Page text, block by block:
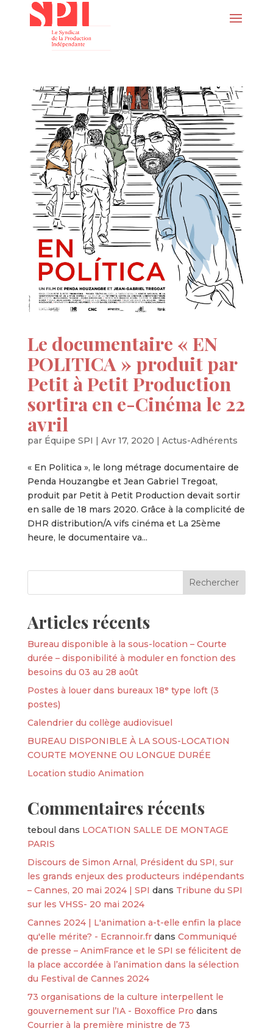
Le documentaire « EN
POLITICA » produit par
Petit à Petit Production
sortira en e-Cinéma le 22
avril
par Équipe SPI | Avr 17, 2020 | Actus-Adhérents
« En Politica », le long métrage documentaire de
Penda Houzangbe et Jean Gabriel Tregoat,
produit par Petit à Petit Production devait sortir
en salle de 18 mars 2020. Grâce à la complicité de
DHR distribution/A vifs cinéma et La 25ème
heure, le documentaire va...
Articles récents
Bureau disponible à la sous-location – Courte
durée – disponibilité à moduler en fonction des
besoins du 03 au 28 août
Postes à louer dans bureaux 18ᵉ type loft (3
postes)
Calendrier du collège audiovisuel
BUREAU DISPONIBLE À LA SOUS-LOCATION
COURTE MOYENNE OU LONGUE DURÉE
Location studio Animation
Commentaires récents
teboul dans LOCATION SALLE DE MONTAGE
PARIS
Discours de Simon Arnal, Président du SPI, sur
les grands enjeux des producteurs indépendants
– Cannes, 20 mai 2024 | SPI dans Tribune du SPI
sur les VHSS- 20 mai 2024
Cannes 2024 | L'animation a-t-elle enfin la place
qu'elle mérite? - Ecrannoir.frdans Communiqué
de presse – AnimFrance et le SPI se félicitent de
la place accordée à l’animation dans la sélection
du Festival de Cannes 2024
73 organisations de la culture interpellent le
gouvernement sur l’IA - Boxoffice Pro dans
Courrier à la première ministre de 73